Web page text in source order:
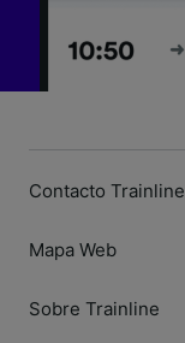
Contacto Trainline
Mapa Web
Sobre Trainline